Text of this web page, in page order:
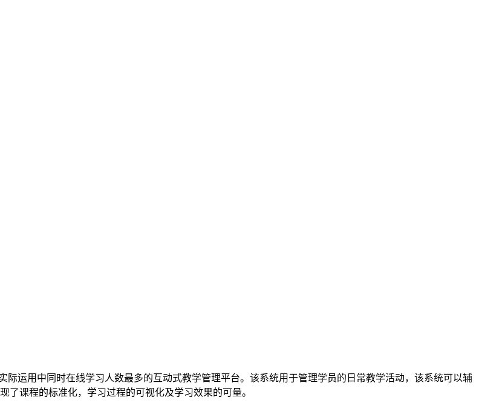
运用中同时在线学习人数最多的互动式教学管理平台。该系统用于管理学员的日常教学活动，该系统可以辅
课程的标准化，学习过程的可视化及学习效果的可量。